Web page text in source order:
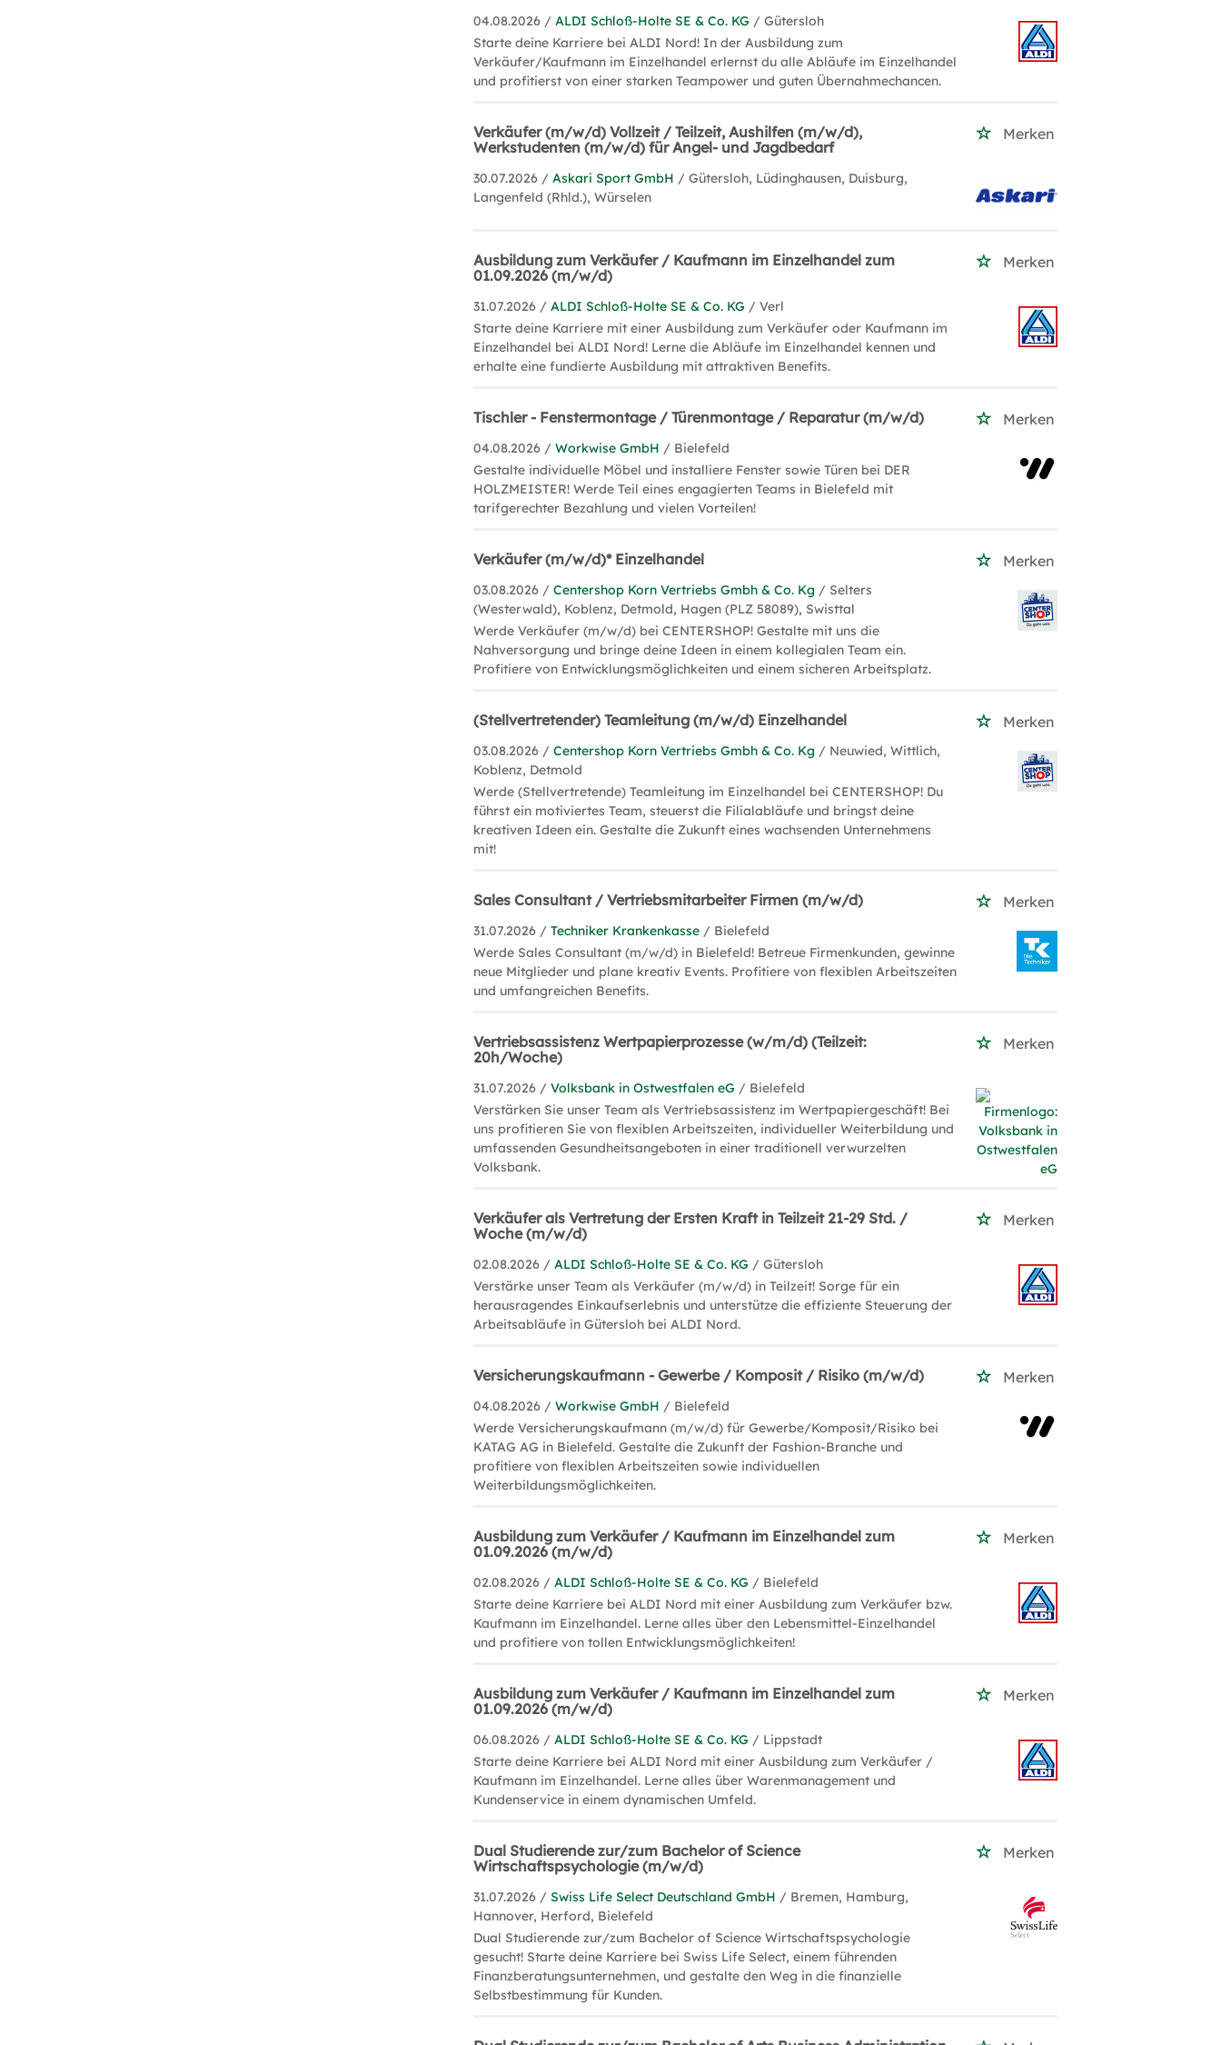
04.08.2026 / ALDI Schloß-Holte SE & Co. KG / Gütersloh
Starte deine Karriere bei ALDI Nord! In der Ausbildung zum
Verkäufer/Kaufmann im Einzelhandel erlernst du alle Abläufe im Einzelhandel
und profitierst von einer starken Teampower und guten Übernahmechancen.
Verkäufer (m/w/d) Vollzeit / Teilzeit, Aushilfen (m/w/d),
Werkstudenten (m/w/d) für Angel- und Jagdbedarf
Merken
30.07.2026 / Askari Sport GmbH / Gütersloh, Lüdinghausen, Duisburg,
Langenfeld (Rhld.), Würselen
Ausbildung zum Verkäufer / Kaufmann im Einzelhandel zum
01.09.2026 (m/w/d)
Merken
31.07.2026 /ALDI Schloß-Holte SE & Co. KG / Verl
Starte deine Karriere mit einer Ausbildung zum Verkäufer oder Kaufmann im
Einzelhandel bei ALDI Nord! Lerne die Abläufe im Einzelhandel kennen und
erhalte eine fundierte Ausbildung mit attraktiven Benefits.
Tischler - Fenstermontage / Türenmontage / Reparatur (m/w/d) Merken
04.08.2026 /Workwise GmbH / Bielefeld
Gestalte individuelle Möbel und installiere Fenster sowie Türen bei DER
HOLZMEISTER! Werde Teil eines engagierten Teams in Bielefeld mit
tarifgerechter Bezahlung und vielen Vorteilen!
Verkäufer (m/w/d)* Einzelhandel Merken
03.08.2026 /Centershop Korn Vertriebs Gmbh & Co. Kg / Selters
(Westerwald), Koblenz, Detmold, Hagen (PLZ 58089), Swisttal
Werde Verkäufer (m/w/d) bei CENTERSHOP! Gestalte mit uns die
Nahversorgung und bringe deine Ideen in einem kollegialen Team ein.
Profitiere von Entwicklungsmöglichkeiten und einem sicheren Arbeitsplatz.
(Stellvertretender) Teamleitung (m/w/d) Einzelhandel Merken
03.08.2026 /Centershop Korn Vertriebs Gmbh & Co. Kg / Neuwied, Wittlich,
Koblenz, Detmold
Werde (Stellvertretende) Teamleitung im Einzelhandel bei CENTERSHOP! Du
führst ein motiviertes Team, steuerst die Filialabläufe und bringst deine
kreativen Ideen ein. Gestalte die Zukunft eines wachsenden Unternehmens
mit!
Sales Consultant / Vertriebsmitarbeiter Firmen (m/w/d) Merken
31.07.2026 /Techniker Krankenkasse / Bielefeld
Werde Sales Consultant (m/w/d) in Bielefeld! Betreue Firmenkunden, gewinne
neue Mitglieder und plane kreativ Events. Profitiere von flexiblen Arbeitszeiten
und umfangreichen Benefits.
Vertriebsassistenz Wertpapierprozesse (w/m/d) (Teilzeit:
20h/Woche)
Merken
31.07.2026 /Volksbank in Ostwestfalen eG / Bielefeld
Verstärken Sie unser Team als Vertriebsassistenz im Wertpapiergeschäft! Bei
uns profitieren Sie von flexiblen Arbeitszeiten, individueller Weiterbildung und
umfassenden Gesundheitsangeboten in einer traditionell verwurzelten
Volksbank.
Verkäufer als Vertretung der Ersten Kraft in Teilzeit 21-29 Std. /
Woche (m/w/d)
Merken
02.08.2026 /ALDI Schloß-Holte SE & Co. KG / Gütersloh
Verstärke unser Team als Verkäufer (m/w/d) in Teilzeit! Sorge für ein
herausragendes Einkaufserlebnis und unterstütze die effiziente Steuerung der
Arbeitsabläufe in Gütersloh bei ALDI Nord.
Versicherungskaufmann - Gewerbe / Komposit / Risiko (m/w/d) Merken
04.08.2026 /Workwise GmbH / Bielefeld
Werde Versicherungskaufmann (m/w/d) für Gewerbe/Komposit/Risiko bei
KATAG AG in Bielefeld. Gestalte die Zukunft der Fashion-Branche und
profitiere von flexiblen Arbeitszeiten sowie individuellen
Weiterbildungsmöglichkeiten.
Ausbildung zum Verkäufer / Kaufmann im Einzelhandel zum
01.09.2026 (m/w/d)
Merken
02.08.2026 /ALDI Schloß-Holte SE & Co. KG / Bielefeld
Starte deine Karriere bei ALDI Nord mit einer Ausbildung zum Verkäufer bzw.
Kaufmann im Einzelhandel. Lerne alles über den Lebensmittel-Einzelhandel
und profitiere von tollen Entwicklungsmöglichkeiten!
Ausbildung zum Verkäufer / Kaufmann im Einzelhandel zum
01.09.2026 (m/w/d)
Merken
06.08.2026 /ALDI Schloß-Holte SE & Co. KG / Lippstadt
Starte deine Karriere bei ALDI Nord mit einer Ausbildung zum Verkäufer /
Kaufmann im Einzelhandel. Lerne alles über Warenmanagement und
Kundenservice in einem dynamischen Umfeld.
Dual Studierende zur/zum Bachelor of Science
Wirtschaftspsychologie (m/w/d)
Merken
31.07.2026 /Swiss Life Select Deutschland GmbH / Bremen, Hamburg,
Hannover, Herford, Bielefeld
Dual Studierende zur/zum Bachelor of Science Wirtschaftspsychologie
gesucht! Starte deine Karriere bei Swiss Life Select, einem führenden
Finanzberatungsunternehmen, und gestalte den Weg in die finanzielle
Selbstbestimmung für Kunden.